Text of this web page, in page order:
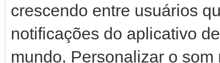
crescendo entre usuários
notificações do aplicativo
mundo. Personalizar o